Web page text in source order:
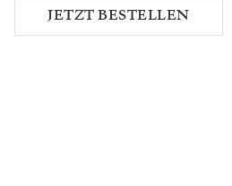
JETZT BESTELLEN